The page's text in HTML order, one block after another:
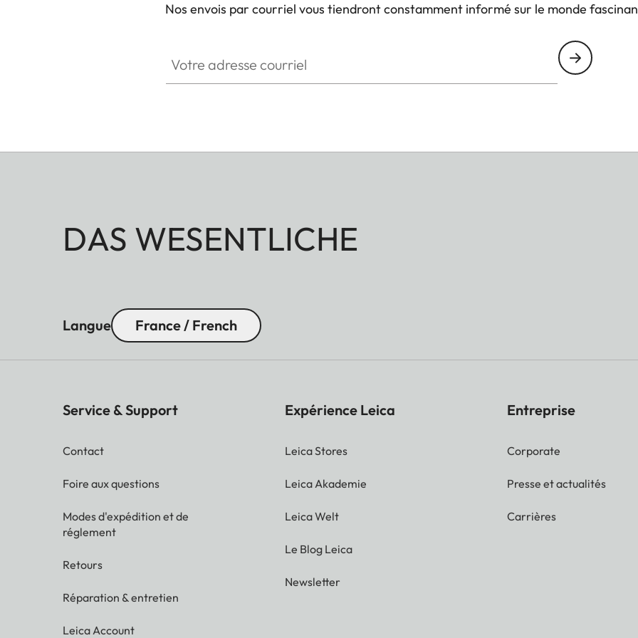
Nos envois par courriel vous tiendront constamment informé sur le monde
DAS WESENTLICHE
Langue France / French
Service & Support
Contact
Foire aux questions
Modes d'expédition et de
réglement
Retours
Réparation & entretien
Leica Account
Expérience Leica
Leica Stores
Leica Akademie
Leica Welt
Le Blog Leica
Newsletter
Entreprise
Corporate
Presse et actualités
Carrières